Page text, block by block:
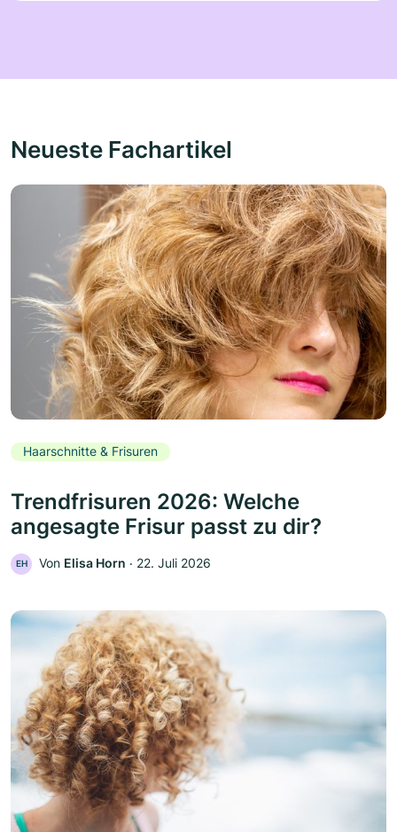
Neueste Fachartikel
Haarschnitte & Frisuren
Trendfrisuren 2026: Welche
angesagte Frisur passt zu dir?
EH Von Elisa Horn ‧ 22. Juli 2026